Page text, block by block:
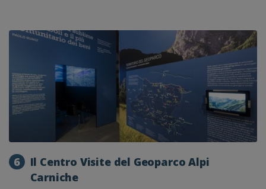
6
Il Centro Visite del Geoparco Alpi
Carniche